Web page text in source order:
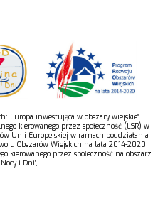
Europa inwestująca w obszary wiejskie”.
kierowanego przez społeczność (LSR) w
Unii Europejskiej w ramach poddziałania
Obszarów Wiejskich na lata 2014-2020.
kierowanego przez społeczność na obszarz
i Dni”,